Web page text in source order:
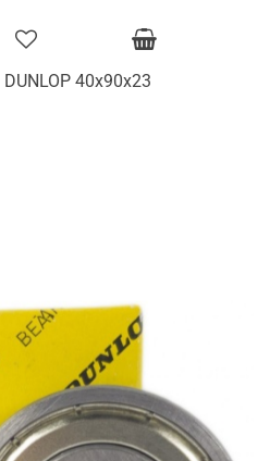
40x90x23